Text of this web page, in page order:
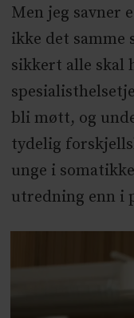
Men jeg savner
ikke det samme
sikkert alle skal
bli møtt, og
tydelig
unge i
utredning enn i